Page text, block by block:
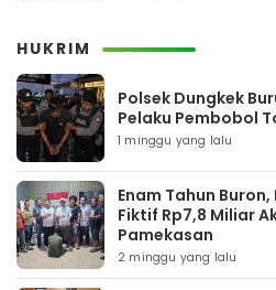
HUKRIM
Polsek Dungkek
Pelaku Pembobol
1 minggu yang lalu
Enam Tahun
Fiktif Rp7,8 Miliar
Pamekasan
2 minggu yang lalu